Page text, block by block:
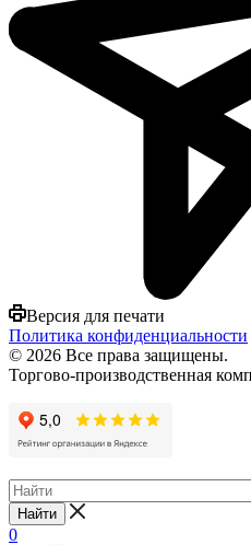
Версия для печати
Политика конфиденциальности
© 2026 Все права защищены.
Торгово-производственная
Найти
0